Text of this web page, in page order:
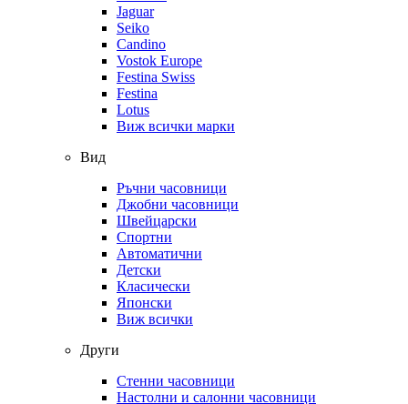
Jaguar
Seiko
Candino
Vostok Europe
Festina Swiss
Festina
Lotus
Виж всички марки
Вид
Ръчни часовници
Джобни часовници
Швейцарски
Спортни
Автоматични
Детски
Класически
Японски
Виж всички
Други
Стенни часовници
Настолни и салонни часовници